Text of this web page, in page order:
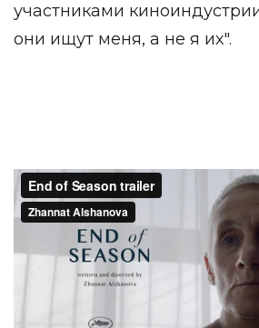
участниками
они ищут меня, а не я их".